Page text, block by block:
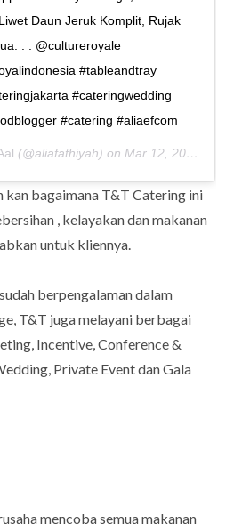
Daun Jeruk Komplit, Rujak
. . @cultureroyale
#tableandtray
#cateringwedding
#catering #aliaefcom
(@aliafathiyah) on Mar 12, 2020 at 8:00pm PDT
kan bagaimana T&T Catering ini
, kelayakan dan makanan
untuk kliennya.
berpengalaman dalam
T&T juga melayani berbagai
Incentive, Conference &
Private Event dan Gala
mencoba semua makanan